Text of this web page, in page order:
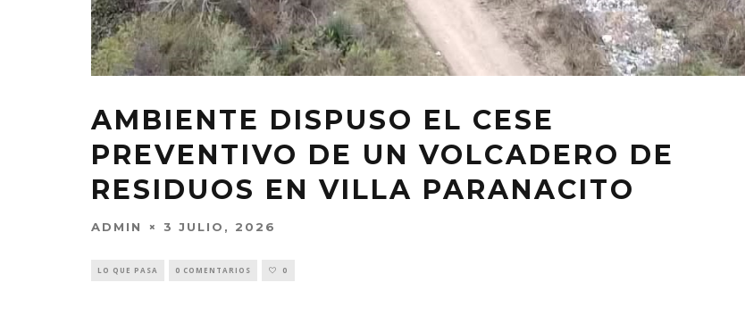
AMBIENTE DISPUSO EL CESE
PREVENTIVO DE UN VOLCADERO DE
RESIDUOS EN VILLA PARANACITO
ADMIN 3 JULIO, 2026
LO QUE PASA 0 COMENTARIOS 0